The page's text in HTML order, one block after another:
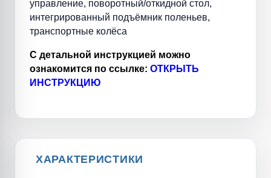
управление, поворотный/откидной стол,
интегрированный подъёмник поленьев,
транспортные колёса
С детальной инструкцией можно
ознакомится по ссылке: ОТКРЫТЬ
ИНСТРУКЦИЮ
ХАРАКТЕРИСТИКИ